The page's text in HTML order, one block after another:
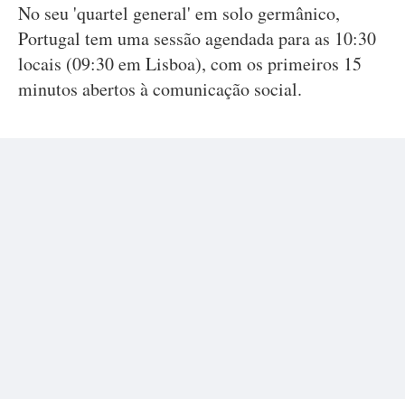
No seu 'quartel general' em solo germânico,
Portugal tem uma sessão agendada para as 10:30
locais (09:30 em Lisboa), com os primeiros 15
minutos abertos à comunicação social.